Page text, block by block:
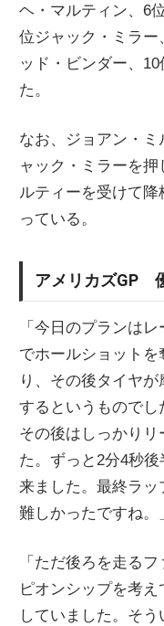
ヘ・マルティン、6
位ジャック・ミラー
ッド・ビンダー、
た。
なお、ジョアン・
ャック・ミラーを
ルティーを受けて
っている。
アメリカズGP
「今日のプランは
でホールショット
り、その後タイヤ
するというものでし
その後はしっかり
た。ずっと2分4秒
来ました。最終ラ
難しかったですね。
「ただ後ろを走る
ピオンシップを考
していました。そ